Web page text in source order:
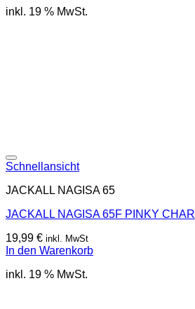
inkl. 19 % MwSt.
Schnellansicht
JACKALL NAGISA 65
JACKALL NAGISA 65F PINKY
19,99 € inkl. MwSt
In den Warenkorb
inkl. 19 % MwSt.